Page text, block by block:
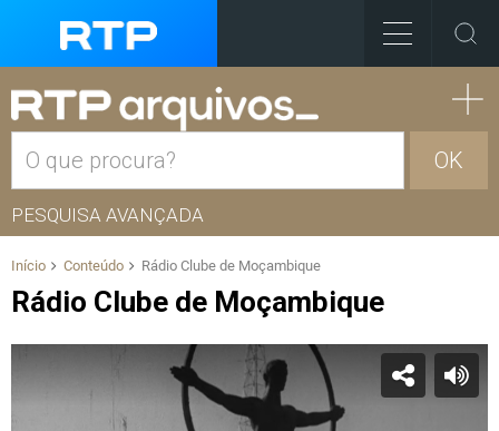
OK
PESQUISA AVANÇADA
Início Conteúdo Rádio Clube de Moçambique
Rádio Clube de Moçambique